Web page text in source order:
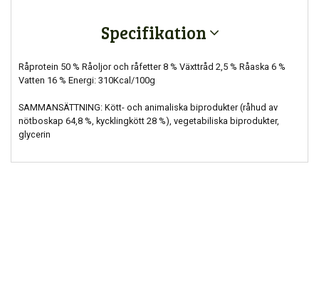
Specifikation
Råprotein 50 % Råoljor och råfetter 8 % Växttråd 2,5 % Råaska 6 %
Vatten 16 % Energi: 310Kcal/100g
SAMMANSÄTTNING: Kött- och animaliska biprodukter (råhud av
nötboskap 64,8 %, kycklingkött 28 %), vegetabiliska biprodukter,
glycerin